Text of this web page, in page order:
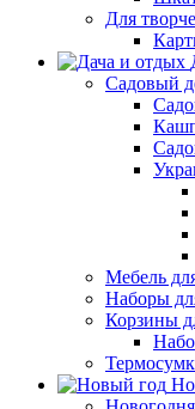
Для
Садовый
Мебель
Наборы
Корзины